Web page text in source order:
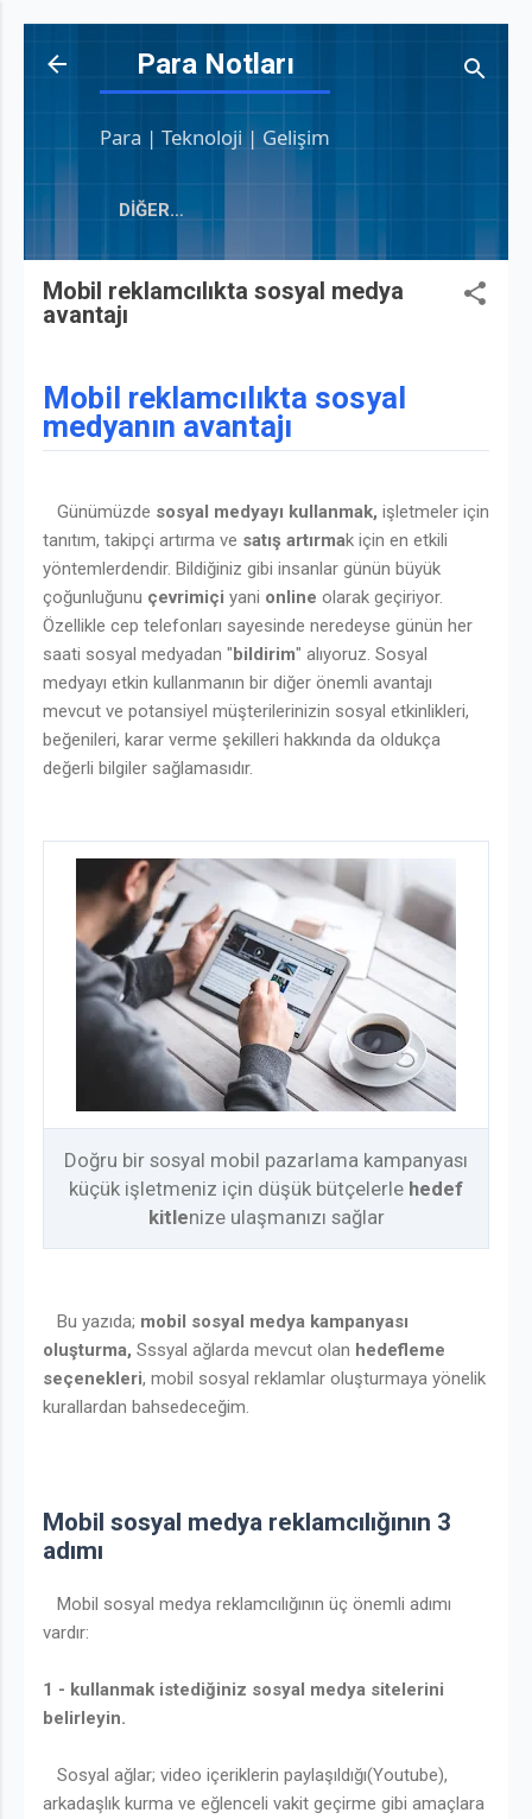
Ana içeriğe atla
Para Notları
Para | Teknoloji | Gelişim
DIĞER…
Mobil reklamcılıkta sosyal medya
avantajı
Mobil reklamcılıkta sosyal
medyanın avantajı
Günümüzde sosyal medyayı kullanmak, işletmeler için
tanıtım, takipçi artırma ve satış artırmak için en etkili
yöntemlerdendir. Bildiğiniz gibi insanlar günün büyük
çoğunluğunu çevrimiçi yani online olarak geçiriyor.
Özellikle cep telefonları sayesinde neredeyse günün her
saati sosyal medyadan "bildirim" alıyoruz. Sosyal
medyayı etkin kullanmanın bir diğer önemli avantajı
mevcut ve potansiyel müşterilerinizin sosyal etkinlikleri,
beğenileri, karar verme şekilleri hakkında da oldukça
değerli bilgiler sağlamasıdır.
Doğru bir sosyal mobil pazarlama kampanyası
küçük işletmeniz için düşük bütçelerle hedef
kitlenize ulaşmanızı sağlar
Bu yazıda; mobil sosyal medya kampanyası
oluşturma, Sssyal ağlarda mevcut olan hedefleme
seçenekleri, mobil sosyal reklamlar oluşturmaya yönelik
kurallardan bahsedeceğim.
Mobil sosyal medya reklamcılığının 3
adımı
Mobil sosyal medya reklamcılığının üç önemli adımı
vardır:
1 - kullanmak istediğiniz sosyal medya sitelerini
belirleyin.
Sosyal ağlar; video içeriklerin paylaşıldığı(Youtube),
arkadaşlık kurma ve eğlenceli vakit geçirme gibi amaçlara